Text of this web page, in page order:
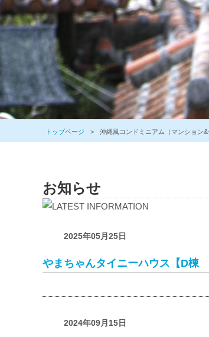
トップページ 沖縄風コンドミニアム（マンション&
お知らせ
2025年05月25日
やまちゃんタイニーハウス【D棟
2024年09月15日